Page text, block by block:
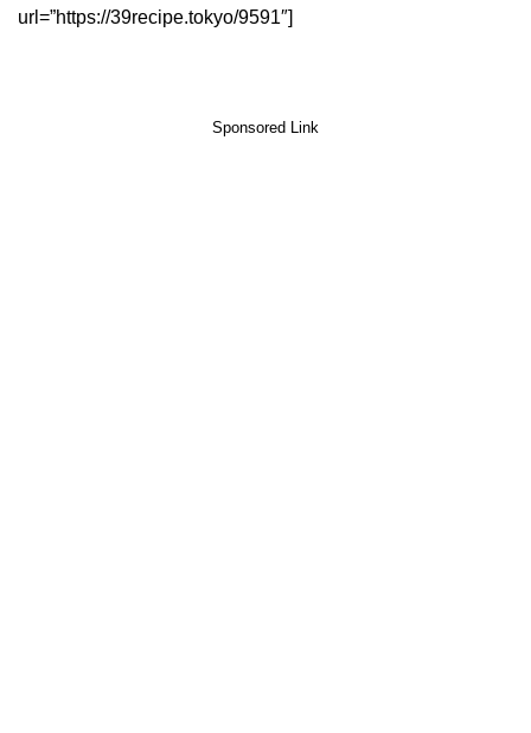
url=”https://39recipe.tokyo/9591″]
Sponsored Link